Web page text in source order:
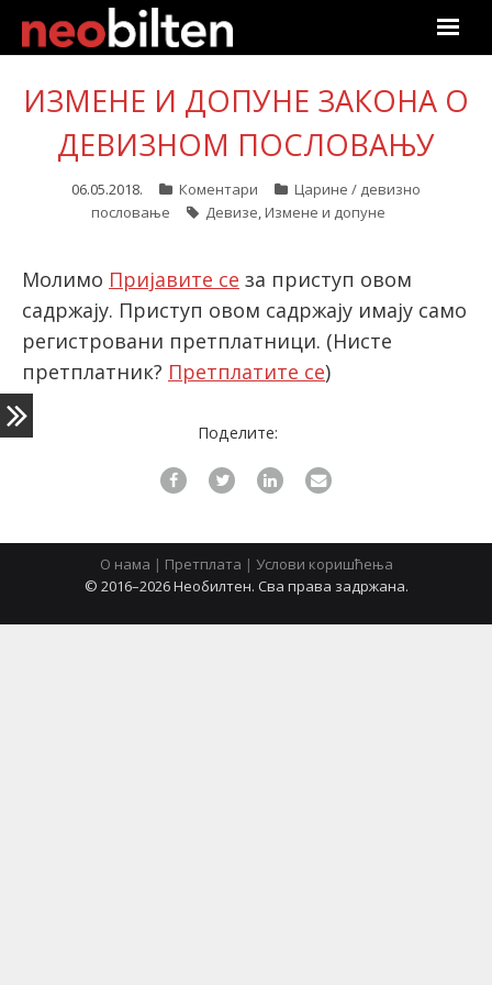
Почетна
Претрага
Актуелно
Линкови
О нама
latinica
ИЗМЕНЕ И ДОПУНЕ ЗАКОНА О
ДЕВИЗНОМ ПОСЛОВАЊУ
06.05.2018. Коментари
Царине / девизно
пословање
Девизе, Измене и допуне
Молимо Пријавите се за приступ овом
садржају. Приступ овом садржају имају само
регистровани претплатници. (Нисте
претплатник? Претплатите се)
Поделите:
О нама | Претплата | Услови коришћења
© 2016–2026 Необилтен. Сва права задржана.